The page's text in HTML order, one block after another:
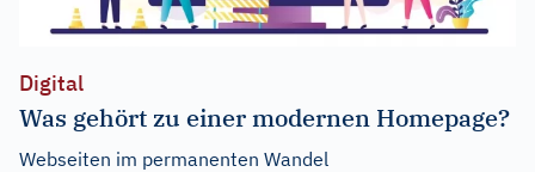
Digital
Was gehört zu einer modernen Homepage?
Webseiten im permanenten Wandel